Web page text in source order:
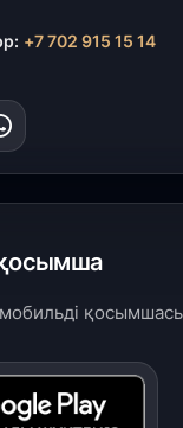
2» және
келіншектер
шығаруда
400-ге жуық
+7 702 915 15 14